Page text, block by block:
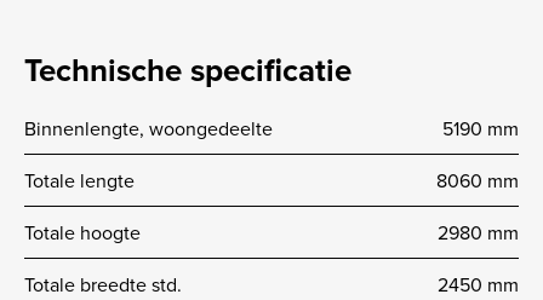
Technische specificatie
Binnenlengte, woongedeelte
5190 mm
Totale lengte
8060 mm
Totale hoogte
2980 mm
Totale breedte std.
2450 mm